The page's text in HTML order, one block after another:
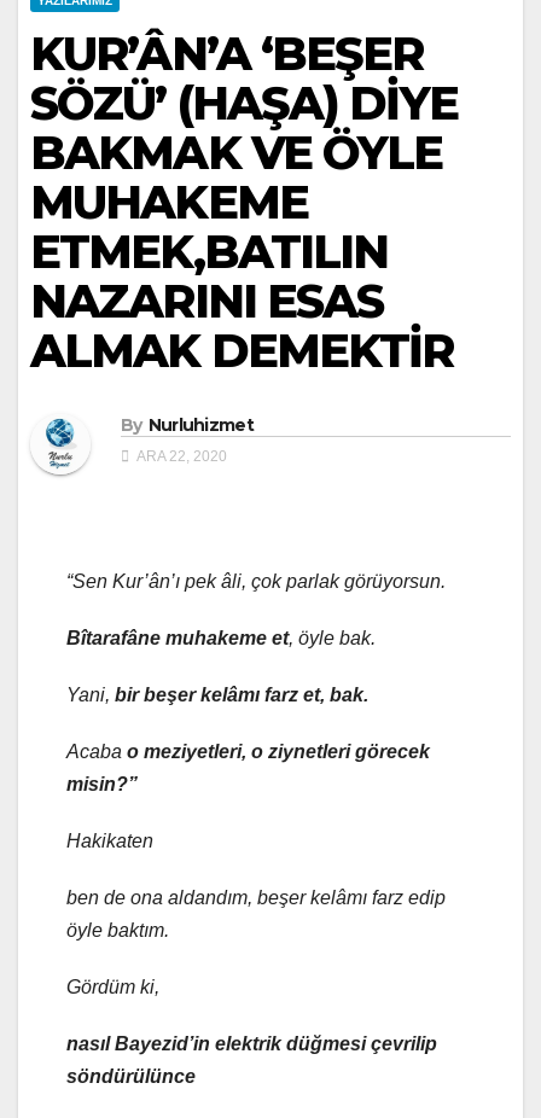
KUR’ÂN’A ‘BEŞER
SÖZÜ’ (HAŞA) DİYE
BAKMAK VE ÖYLE
MUHAKEME
ETMEK,BATILIN
NAZARINI ESAS
ALMAK DEMEKTİR
By Nurluhizmet
ARA 22, 2020
“Sen Kur’ân’ı pek âli, çok parlak görüyorsun.
Bîtarafâne muhakeme et, öyle bak.
Yani, bir beşer kelâmı farz et, bak.
Acaba o meziyetleri, o ziynetleri görecek
misin?”
Hakikaten
ben de ona aldandım, beşer kelâmı farz edip
öyle baktım.
Gördüm ki,
nasıl Bayezid’in elektrik düğmesi çevrilip
söndürülünce